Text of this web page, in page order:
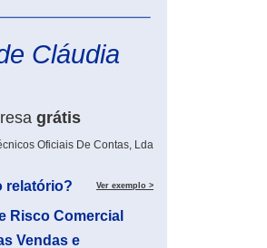
Cláudia
grátis
Oficiais De Contas, Lda
relatório? Ver exemplo >
Risco Comercial
Vendas e